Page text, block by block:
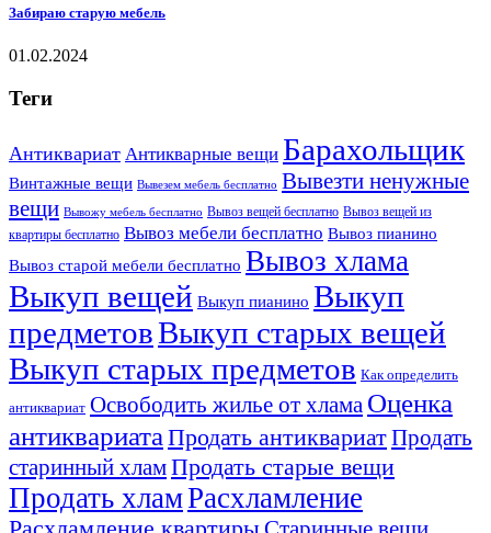
Забираю старую мебель
01.02.2024
Теги
Антиквариат Антикварные вещи Барахольщик
Винтажные вещи Вывезем мебель бесплатно Вывезти ненужные
вещи Вывожу мебель бесплатно Вывоз вещей бесплатно Вывоз вещей из
квартиры бесплатно Вывоз мебели бесплатно Вывоз пианино
Вывоз старой мебели бесплатно Вывоз хлама
Выкуп вещей Выкуп пианино Выкуп
предметовВыкуп старых вещей
Выкуп старых предметов Как определить
антиквариат Освободить жилье от хлама Оценка
антиквариата Продать антиквариатПродать
старинный хламПродать старые вещи
Продать хламРасхламление